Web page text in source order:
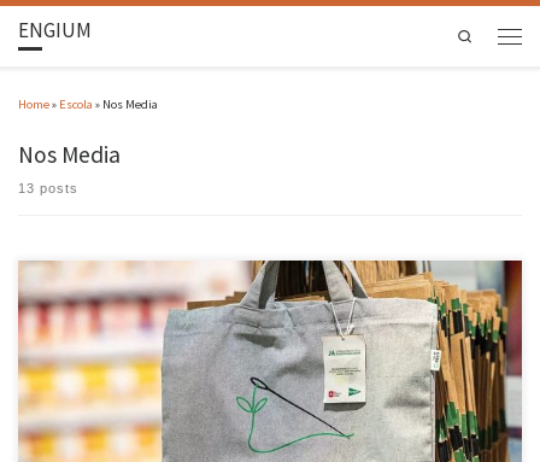
ENGIUM Search
Home» Escola » Nos Media
Nos Media
13 posts
A To-Be-Green, spin-off da Escola de Engenharia da UMinho, associou-se ao grupo El Corte
Inglés na iniciativa “Sacos Solidários, que transformam lixo têxtil em ajuda contra o
cancro, combinando economia circular, sustentabilidade e responsabilidade social. Os sacos
são produzidos a partir da reciclagem de têxteis pós-consumo recolhidos em contentores
“Resíduo […]